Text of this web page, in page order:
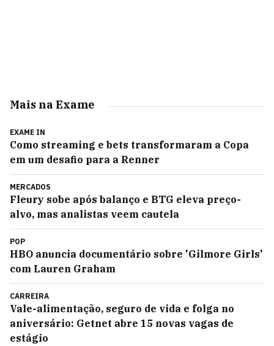
Mais na Exame
EXAME IN
Como streaming e bets transformaram a Copa
em um desafio para a Renner
MERCADOS
Fleury sobe após balanço e BTG eleva preço-
alvo, mas analistas veem cautela
POP
HBO anuncia documentário sobre 'Gilmore Girls'
com Lauren Graham
CARREIRA
Vale-alimentação, seguro de vida e folga no
aniversário: Getnet abre 15 novas vagas de
estágio